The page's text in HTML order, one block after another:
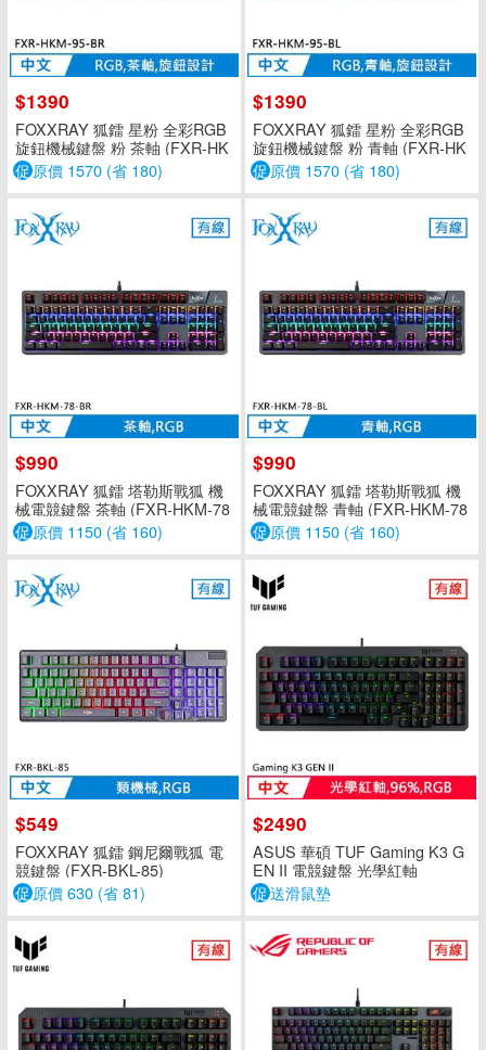
$1390
FOXXRAY 狐鐳 星粉 全彩RGB
旋鈕機械鍵盤 粉 茶軸 (FXR-HK
M-95)
促原價 1570 (省 180)
$1390
FOXXRAY 狐鐳 星粉 全彩RGB
旋鈕機械鍵盤 粉 青軸 (FXR-HK
M-95)
促原價 1570 (省 180)
$990
FOXXRAY 狐鐳 塔勒斯戰狐 機
械電競鍵盤 茶軸 (FXR-HKM-78
-BR)
促原價 1150 (省 160)
$990
FOXXRAY 狐鐳 塔勒斯戰狐 機
械電競鍵盤 青軸 (FXR-HKM-78
-BL)
促原價 1150 (省 160)
$549
FOXXRAY 狐鐳 鋼尼爾戰狐 電
競鍵盤 (FXR-BKL-85)
促原價 630 (省 81)
$2490
ASUS 華碩 TUF Gaming K3 G
EN II 電競鍵盤 光學紅軸
促送滑鼠墊